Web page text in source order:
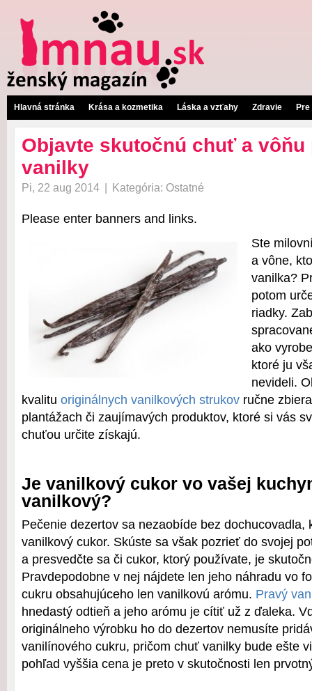
Hlavná stránka Krása a kozmetika Láska a vzťahy Zdravie
Objavte skutočnú chuť a vôňu
vanilky
Pi, 22 aug 2014 Kategória: Ostatné
Please enter banners and links.
Ste
a vône,
vanilka?
potom
riadky.
ako
ktoré ju
nevideli.
kvalitu originálnych vanilkových strukov ručne
plantážach či zaujímavých produktov, ktoré si vás
chuťou určite získajú.
Je vanilkový cukor vo vašej
vanilkový?
Pečenie dezertov sa nezaobíde bez dochucovadla,
vanilkový cukor. Skúste sa však pozrieť do svojej
a presvedčte sa či cukor, ktorý používate, je
Pravdepodobne v nej nájdete len jeho náhradu vo
cukru obsahujúceho len vanilkovú arómu. Pravý
hnedastý odtieň a jeho arómu je cítiť už z ďaleka.
originálneho výrobku ho do dezertov nemusíte
vanilínového cukru, pričom chuť vanilky bude ešte
pohľad vyššia cena je preto v skutočnosti len